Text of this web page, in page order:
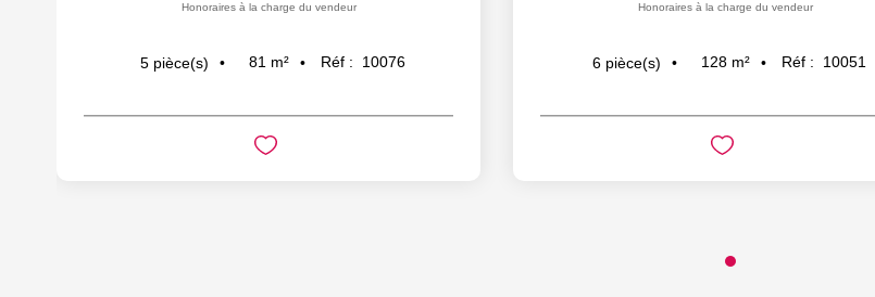
Honoraires à la charge du vendeur
5 pièce(s) 81 m² Réf : 10076
Honoraires à la charge du vendeur
6 pièce(s) 128 m² Réf : 10051